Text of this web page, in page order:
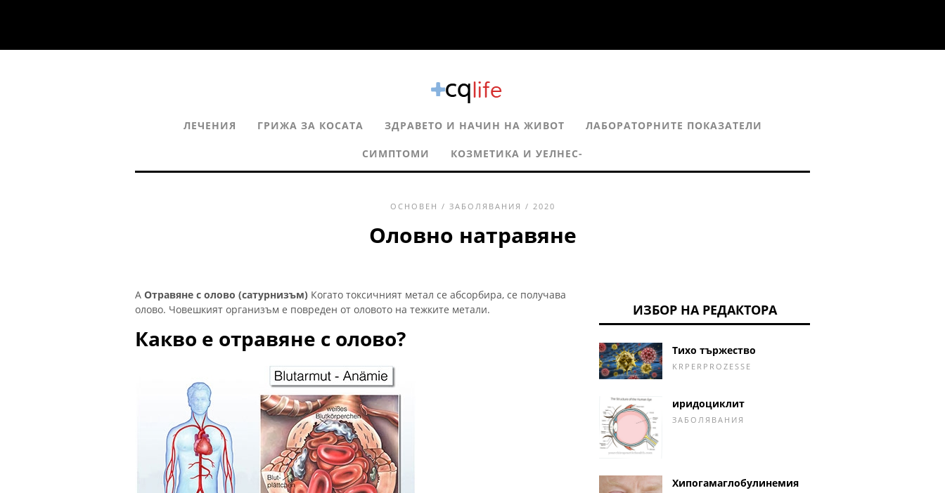
ЛЕЧЕНИЯ ГРИЖА ЗА КОСАТА ЗДРАВЕТО И НАЧИН НА ЖИВОТ ЛАБОРАТОРНИТЕ ПОКАЗАТЕЛИ
СИМПТОМИ КОЗМЕТИКА И УЕЛНЕС-
ОСНОВЕН / ЗАБОЛЯВАНИЯ / 2020
Оловно натравяне
А Отравяне с олово (сатурнизъм) Когато токсичният метал се абсорбира, се получава
олово. Човешкият организъм е повреден от оловото на тежките метали.
Какво е отравяне с олово?
ИЗБОР НА РЕДАКТОРА
Тихо тържество
KRPERPROZESSE
иридоциклит
ЗАБОЛЯВАНИЯ
Хипогамаглобулинемия